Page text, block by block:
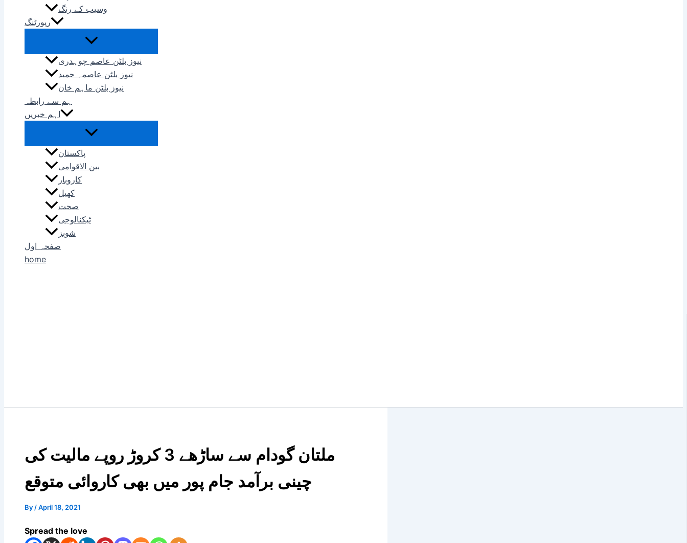
وسیب کے رنگ
رپورٹنگ
نیوز بلٹن عاصم چوہدری
نیوز بلٹن عاصمہ حمید
نیوز بلٹن ماہم خان
ہم سے رابطہ
اہم خبریں
پاکستان
بین الاقوامی
کاروبار
کھیل
صحت
ٹیکنالوجی
شوبز
صفحہ اول
home
ملتان گودام سے ساڑھے 3 کروڑ روپے مالیت کی
چینی برآمد جام پور میں بھی کاروائی متوقع
By /April 18, 2021
Spread the love